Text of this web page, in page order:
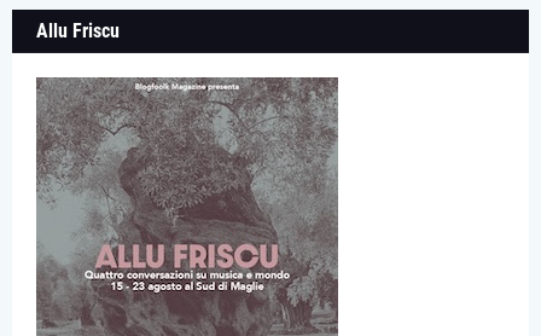
Allu Friscu